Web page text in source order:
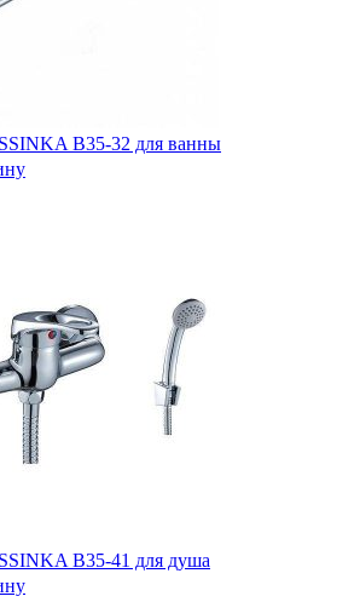
B35-32 для ванны
B35-41 для душа